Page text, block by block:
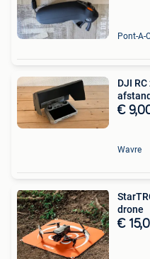
Pont-A-
DJI
€
Wavre
drone
€